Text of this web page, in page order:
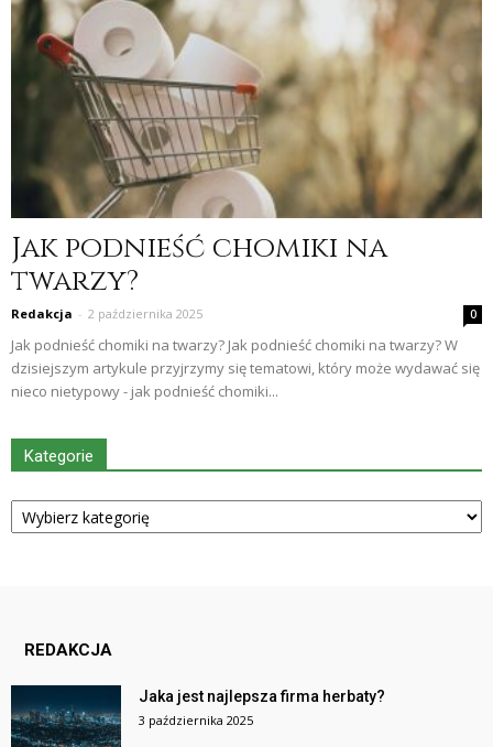
Jak podnieść chomiki na
twarzy?
Redakcja - 2 października 2025 0
Jak podnieść chomiki na twarzy? Jak podnieść chomiki na twarzy? W
dzisiejszym artykule przyjrzymy się tematowi, który może wydawać się
nieco nietypowy - jak podnieść chomiki...
Kategorie
Kategorie
REDAKCJA
Jaka jest najlepsza firma herbaty?
3 października 2025